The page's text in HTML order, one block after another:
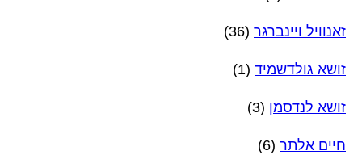
זאנוויל ויינברגר (36)
זושא גולדשמיד (1)
זושא לנדסמן (3)
חיים אלתר (6)